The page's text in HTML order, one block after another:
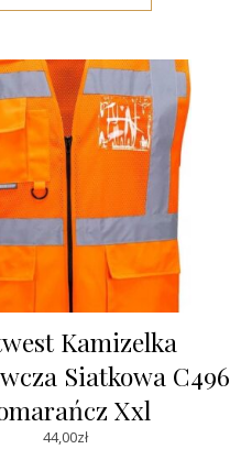
Kamizelka
Siatkowa C496
Xxl
44,00zł